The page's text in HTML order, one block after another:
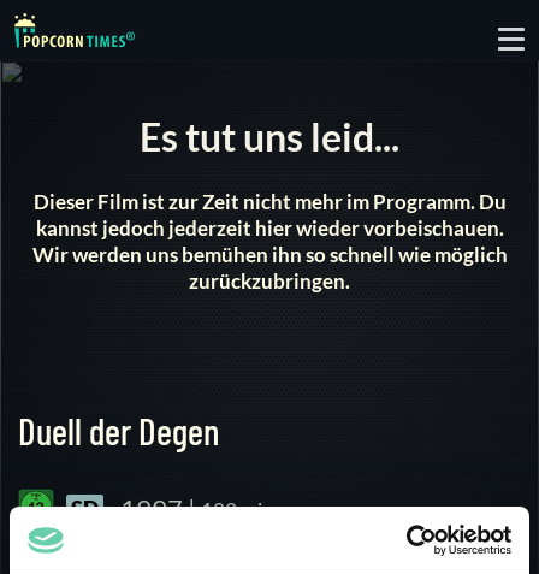
Es tut uns leid...
Dieser Film ist zur Zeit nicht mehr im Programm. Du
kannst jedoch jederzeit hier wieder vorbeischauen.
Wir werden uns bemühen ihn so schnell wie möglich
zurückzubringen.
Duell der Degen
SD 1997 |123 min